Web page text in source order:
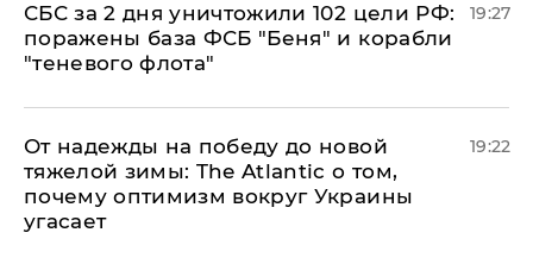
СБС за 2 дня уничтожили 102 цели РФ:
поражены база ФСБ "Беня" и корабли
"теневого флота"
19:27
От надежды на победу до новой
тяжелой зимы: The Atlantic о том,
почему оптимизм вокруг Украины
угасает
19:22